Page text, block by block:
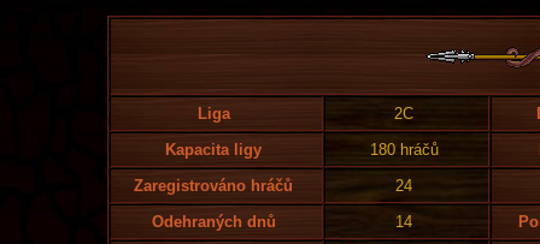
Liga 2C
Kapacita ligy
180 hráčů
Zaregistrováno hráčů
24
Odehraných dnů
14